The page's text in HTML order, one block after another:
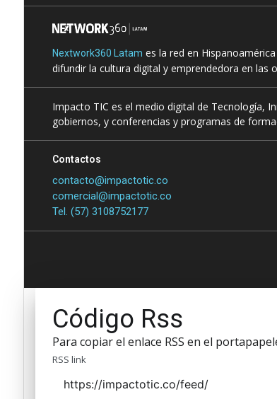
Nextwork360 Latam es la red en
difundir la cultura digital y emprendedora en las
Impacto TIC es el medio digital de Tecnología,
gobiernos, y conferencias y programas de
Contactos
contacto@impactotic.co
comercial@impactotic.co
Tel. (57) 3108752177
Código Rss
Para copiar el enlace RSS en el
RSS link